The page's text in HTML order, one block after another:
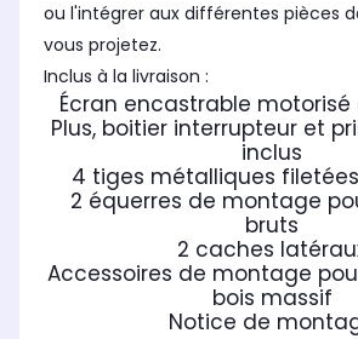
ou l'intégrer aux différentes pièces
vous projetez.
Inclus à la livraison :
Écran encastrable motorisé
Plus, boitier interrupteur et
inclus
4 tiges métalliques
2 équerres de montage
bruts
2 caches
Accessoires de montage
bois massif
Notice de